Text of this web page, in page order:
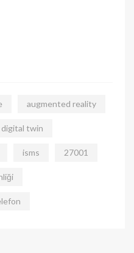
augmented reality
digital twin
isms 27001